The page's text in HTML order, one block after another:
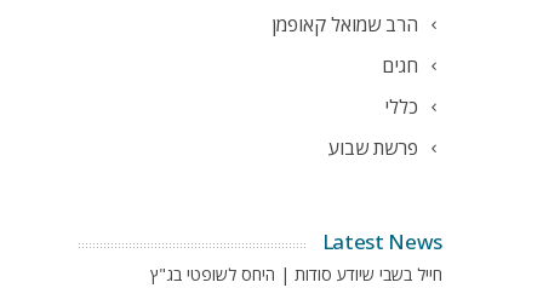
הרב שמואל קאופמן
חגים
כללי
פרשת שבוע
Latest News
חייל בשבי שיודע סודות | היחס לשופטי בג"ץ